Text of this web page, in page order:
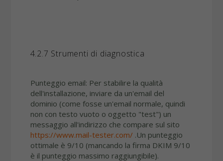
4.2.7 Strumenti di diagnostica
Punteggio email: Per stabilire la qualità
dell'installazione, inviare da un'email del
dominio (come fosse un'email normale, quindi
non con testo vuoto o oggetto "test") un
messaggio all'indirizzo che compare sul sito
https://www.mail-tester.com/ .Un punteggio
ottimale è 9/10 (mancando la firma DKIM 9/10
è il punteggio massimo raggiungibile).